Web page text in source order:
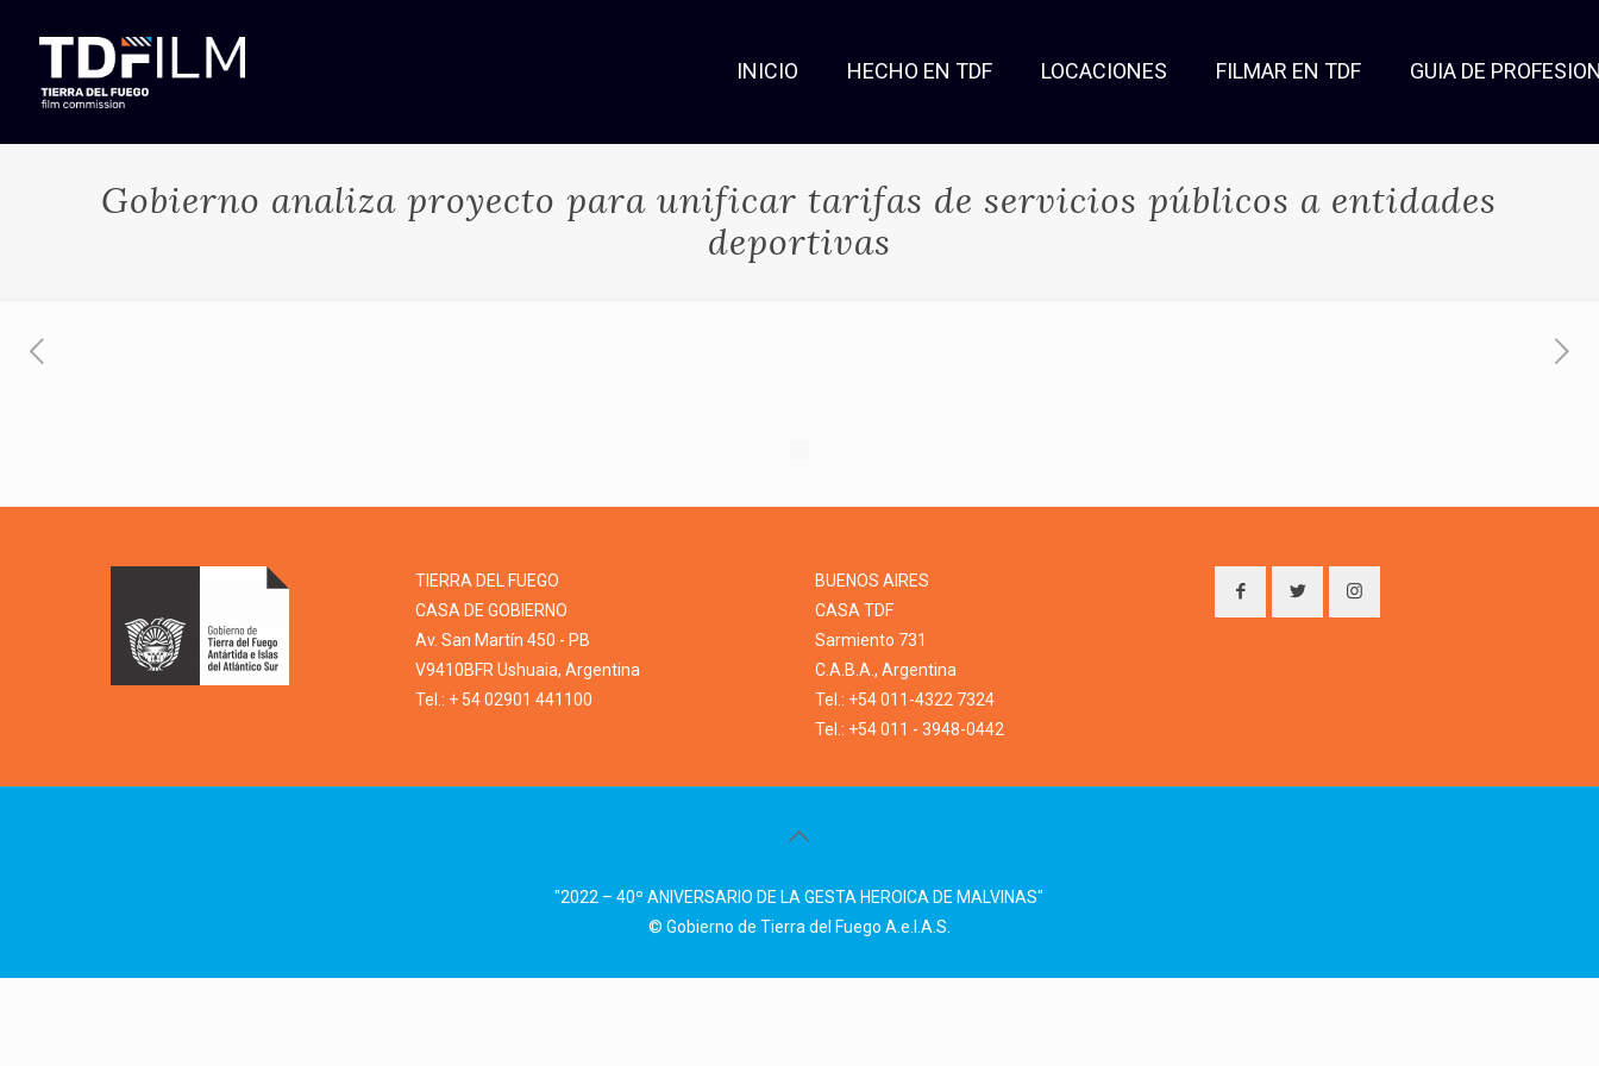
INICIO HECHO EN TDF LOCACIONES FILMAR EN TDF GUIA DE
Gobierno analiza proyecto para unificar tarifas de servicios públicos a entidades
deportivas
TIERRA DEL FUEGO
CASA DE GOBIERNO
Av. San Martín 450 - PB
V9410BFR Ushuaia, Argentina
Tel.: + 54 02901 441100
BUENOS AIRES
CASA TDF
Sarmiento 731
C.A.B.A., Argentina
Tel.: +54 011-4322 7324
Tel.: +54 011 - 3948-0442
"2022 – 40º ANIVERSARIO DE LA GESTA HEROICA DE MALVINAS"
© Gobierno de Tierra del Fuego A.e.I.A.S.